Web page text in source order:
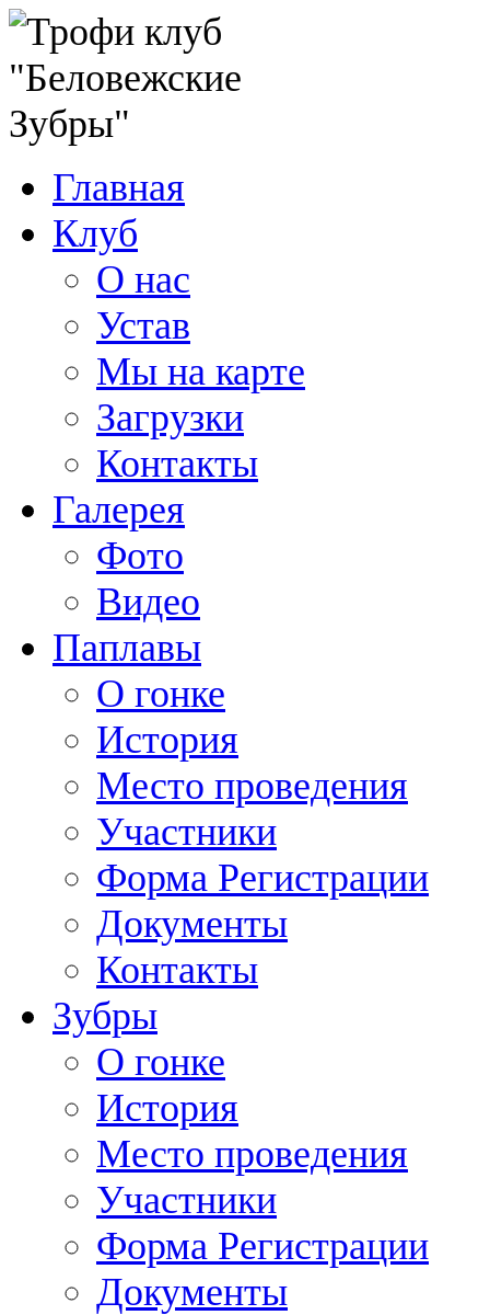
Главная
Клуб
О нас
Устав
Мы на карте
Загрузки
Контакты
Галерея
Фото
Видео
Паплавы
О гонке
История
Место проведения
Участники
Форма Регистрации
Документы
Контакты
Зубры
О гонке
История
Место проведения
Участники
Форма Регистрации
Документы